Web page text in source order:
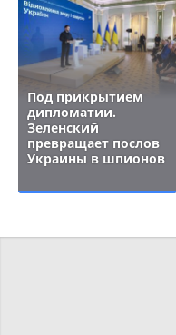
Под прикрытием
дипломатии.
Зеленский
превращает послов
Украины в шпионов